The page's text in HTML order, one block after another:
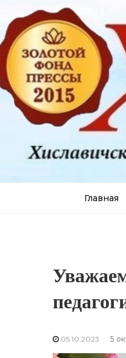
Главная
05.10.2023 5